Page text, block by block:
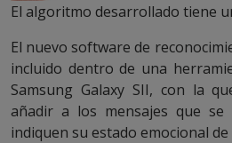
El algoritmo desarrollado tiene
El nuevo software de
incluido dentro de una
Samsung Galaxy SII, con la
añadir a los mensajes que se
indiquen su estado emocional